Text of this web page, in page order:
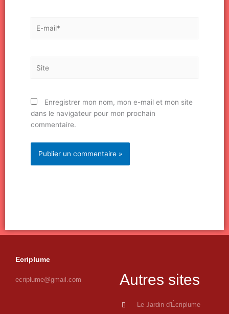
mail*
Enregistrer mon nom, mon e-mail et mon site
dans le navigateur pour mon prochain
commentaire.
Ecriplume
ecriplume@gmail.com Autres sites
Le Jardin d'Écriplume